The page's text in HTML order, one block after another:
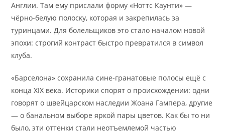
Англии. Там ему прислали форму «Ноттс Каунти» —
чёрно-белую полоску, которая и закрепилась за
туринцами. Для болельщиков это стало началом новой
эпохи: строгий контраст быстро превратился в символ
клуба.
«Барселона» сохранила сине-гранатовые полосы ещё с
конца XIX века. Историки спорят о происхождении: одни
говорят о швейцарском наследии Жоана Гампера, другие
— о банальном выборе яркой пары цветов. Как бы то ни
было, эти оттенки стали неотъемлемой частью